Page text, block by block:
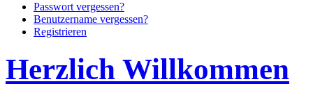
Passwort vergessen?
Benutzername vergessen?
Registrieren
Herzlich Willkommen